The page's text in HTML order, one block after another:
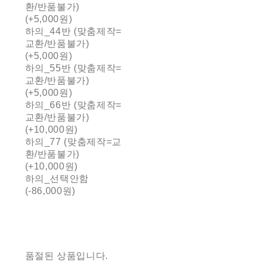
환/반품불가)
(+5,000원)
하의_44반 (맞춤제작=
교환/반품불가)
(+5,000원)
하의_55반 (맞춤제작=
교환/반품불가)
(+5,000원)
하의_66반 (맞춤제작=
교환/반품불가)
(+10,000원)
하의_77 (맞춤제작=교
환/반품불가)
(+10,000원)
하의_선택안함
(-86,000원)
품절된 상품입니다.